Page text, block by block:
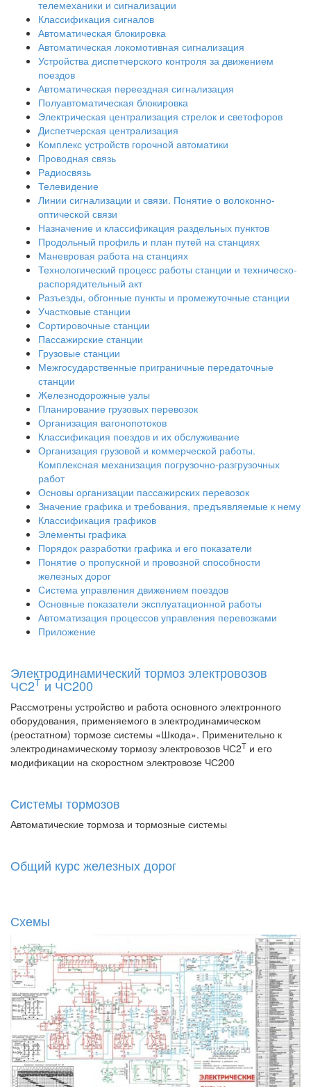
телемеханики и сигнализации
Классификация сигналов
Автоматическая блокировка
Автоматическая локомотивная сигнализация
Устройства диспетчерского контроля за движением
поездов
Автоматическая переездная сигнализация
Полуавтоматическая блокировка
Электрическая централизация стрелок и светофоров
Диспетчерская централизация
Комплекс устройств горочной автоматики
Проводная связь
Радиосвязь
Телевидение
Линии сигнализации и связи. Понятие о волоконно-
оптической связи
Назначение и классификация раздельных пунктов
Продольный профиль и план путей на станциях
Маневровая работа на станциях
Технологический процесс работы станции и техническо-
распорядительный акт
Разъезды, обгонные пункты и промежуточные станции
Участковые станции
Сортировочные станции
Пассажирские станции
Грузовые станции
Межгосударственные приграничные передаточные
станции
Железнодорожные узлы
Планирование грузовых перевозок
Организация вагонопотоков
Классификация поездов и их обслуживание
Организация грузовой и коммерческой работы.
Комплексная механизация погрузочно-разгрузочных
работ
Основы организации пассажирских перевозок
Значение графика и требования, предъявляемые к нему
Классификация графиков
Элементы графика
Порядок разработки графика и его показатели
Понятие о пропускной и провозной способности
железных дорог
Система управления движением поездов
Основные показатели эксплуатационной работы
Автоматизация процессов управления перевозками
Приложение
Электродинамический тормоз электровозов
ЧС2Т и ЧС200
Рассмотрены устройство и работа основного электронного
оборудования, применяемого в электродинамическом
(реостатном) тормозе системы «Шкода». Применительно к
электродинамическому тормозу электровозов ЧС2Т и его
модификации на скоростном электровозе ЧС200
Системы тормозов
Автоматические тормоза и тормозные системы
Общий курс железных дорог
Схемы